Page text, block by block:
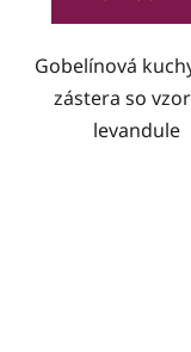
Gobelínová
zástera so
levandule